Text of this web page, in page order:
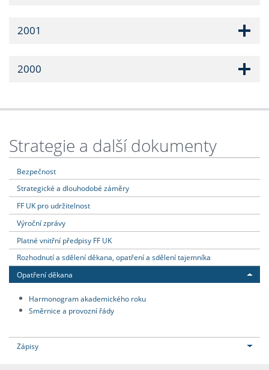
2001
2000
Strategie a další dokumenty
Bezpečnost
Strategické a dlouhodobé záměry
FF UK pro udržitelnost
Výroční zprávy
Platné vnitřní předpisy FF UK
Rozhodnutí a sdělení děkana, opatření a sdělení tajemníka
Opatření děkana
Harmonogram akademického roku
Směrnice a provozní řády
Zápisy